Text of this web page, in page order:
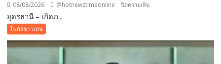
08/08/2026 @hotnewstimeonline ปิดความเห็น
ประดิษฐาน
อุดรธานี – เกิดภ...
โฟกัสข่าวเด่น